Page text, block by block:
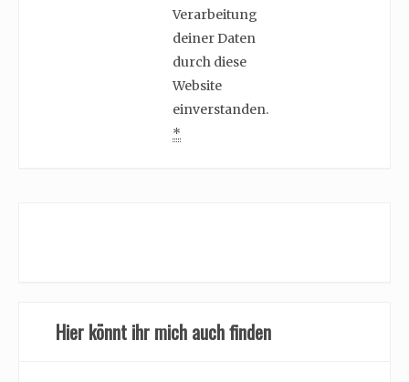
Verarbeitung
deiner Daten
durch diese
Website
einverstanden.
*
Hier könnt ihr mich auch finden